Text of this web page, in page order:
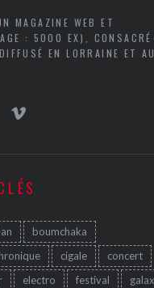
MAGAZINE WEB ET
: 5000 EX), CONSACRÉ
EN LORRAINE ET AU
boumchaka
cigale
concert
electro festival